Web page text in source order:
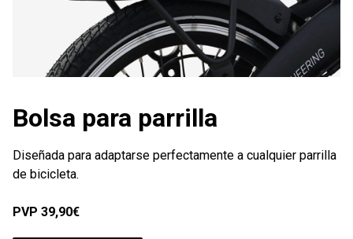
Bolsa para parrilla
Diseñada para adaptarse perfectamente a cualquier parrilla
de bicicleta.
PVP 39,90€